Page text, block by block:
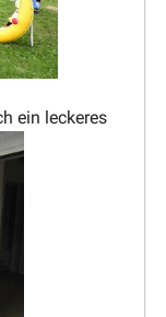
ein leckeres